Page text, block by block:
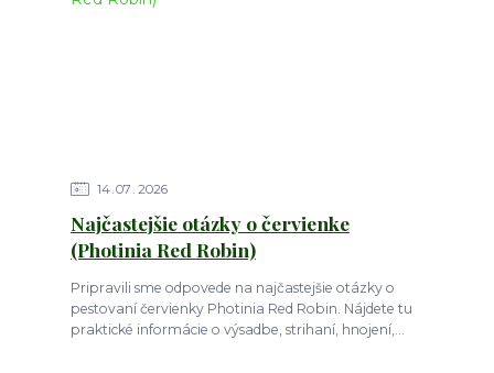
14 07 2026
Najčastejšie otázky o červienke
(Photinia Red Robin)
Pripravili sme odpovede na najčastejšie otázky o
pestovaní červienky Photinia Red Robin. Nájdete tu
praktické informácie o výsadbe, strihaní, hnojení,...